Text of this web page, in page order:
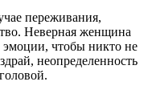
переживания,
Неверная женщина
эмоции, чтобы никто не
неопределенность